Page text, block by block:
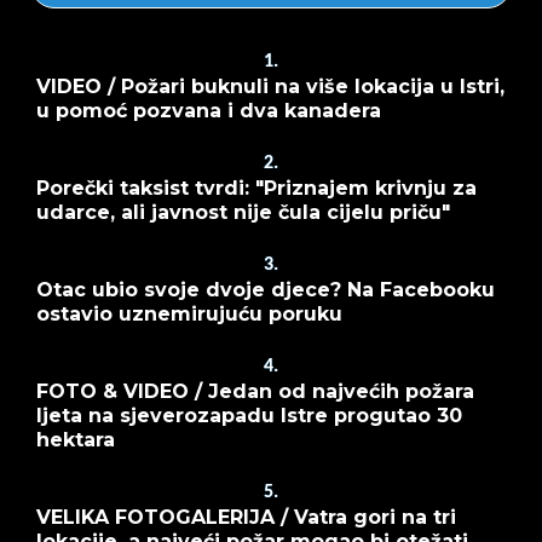
1.
VIDEO / Požari buknuli na više lokacija u Istri,
u pomoć pozvana i dva kanadera
2.
Porečki taksist tvrdi: "Priznajem krivnju za
udarce, ali javnost nije čula cijelu priču"
3.
Otac ubio svoje dvoje djece? Na Facebooku
ostavio uznemirujuću poruku
4.
FOTO & VIDEO / Jedan od najvećih požara
ljeta na sjeverozapadu Istre progutao 30
hektara
5.
VELIKA FOTOGALERIJA / Vatra gori na tri